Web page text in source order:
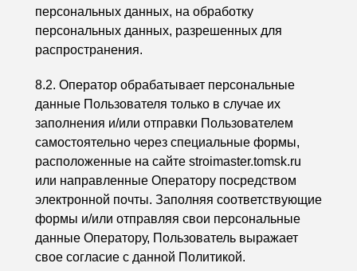
персональных данных, на обработку
персональных данных, разрешенных для
распространения.
8.2. Оператор обрабатывает персональные
данные Пользователя только в случае их
заполнения и/или отправки Пользователем
самостоятельно через специальные формы,
расположенные на сайте stroimaster.tomsk.ru
или направленные Оператору посредством
электронной почты. Заполняя соответствующие
формы и/или отправляя свои персональные
данные Оператору, Пользователь выражает
свое согласие с данной Политикой.